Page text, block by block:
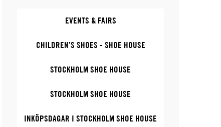
EVENTS & FAIRS
CHILDREN’S SHOES - SHOE HOUSE
STOCKHOLM SHOE HOUSE
STOCKHOLM SHOE HOUSE
INKÖPSDAGAR I STOCKHOLM SHOE HOUSE